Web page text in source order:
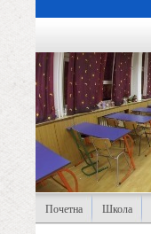
Почетна Школа